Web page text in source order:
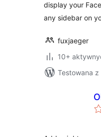
display your
any sidebar on
fuxjaeger
10+
Testowana z